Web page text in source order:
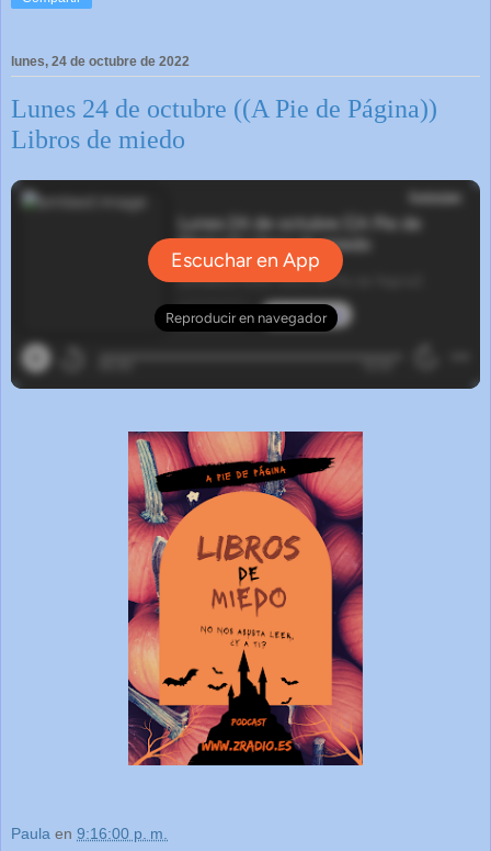
lunes, 24 de octubre de 2022
Lunes 24 de octubre ((A Pie de Página))
Libros de miedo
Paula en 9:16:00 p. m.